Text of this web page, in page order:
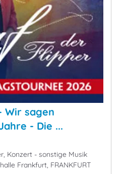
Wir sagen
- Die ...
Konzert - sonstige Musik
Frankfurt, FRANKFURT